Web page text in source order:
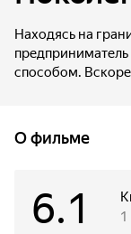
Находясь на
способом.
О фильме
6.1 1